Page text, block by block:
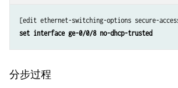
set interface ge-0/0/8 no-dhcp-trusted
分步过程